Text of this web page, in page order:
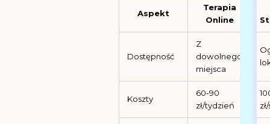
Aspekt
Terapia
Online
Dostępność
Z
dowolnego
miejsca
Koszty
60-90
zł/tydzień